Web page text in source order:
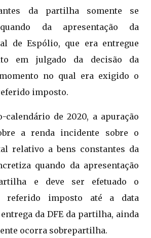
da partilha somente se
da apresentação da
de Espólio, que era entregue
em julgado da decisão da
no qual era exigido o
imposto.
de 2020, a apuração
a renda incidente sobre o
relativo a bens constantes da
quando da apresentação
e deve ser efetuado o
referido imposto até a data
da DFE da partilha, ainda
ocorra sobrepartilha.